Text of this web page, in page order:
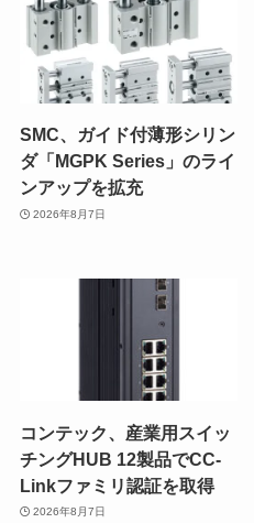
SMC、ガイド付薄形シリン
ダ「MGPK Series」のライ
ンアップを拡充
2026年8月7日
コンテック、産業用スイッ
チングHUB 12製品でCC-
Linkファミリ認証を取得
2026年8月7日